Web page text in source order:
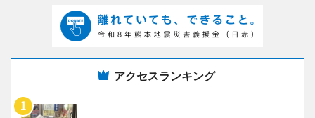
アクセスランキング